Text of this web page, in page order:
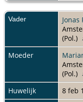
Vader
(Pol.)
Moeder
(Pol.)
Huwelijk
8 feb